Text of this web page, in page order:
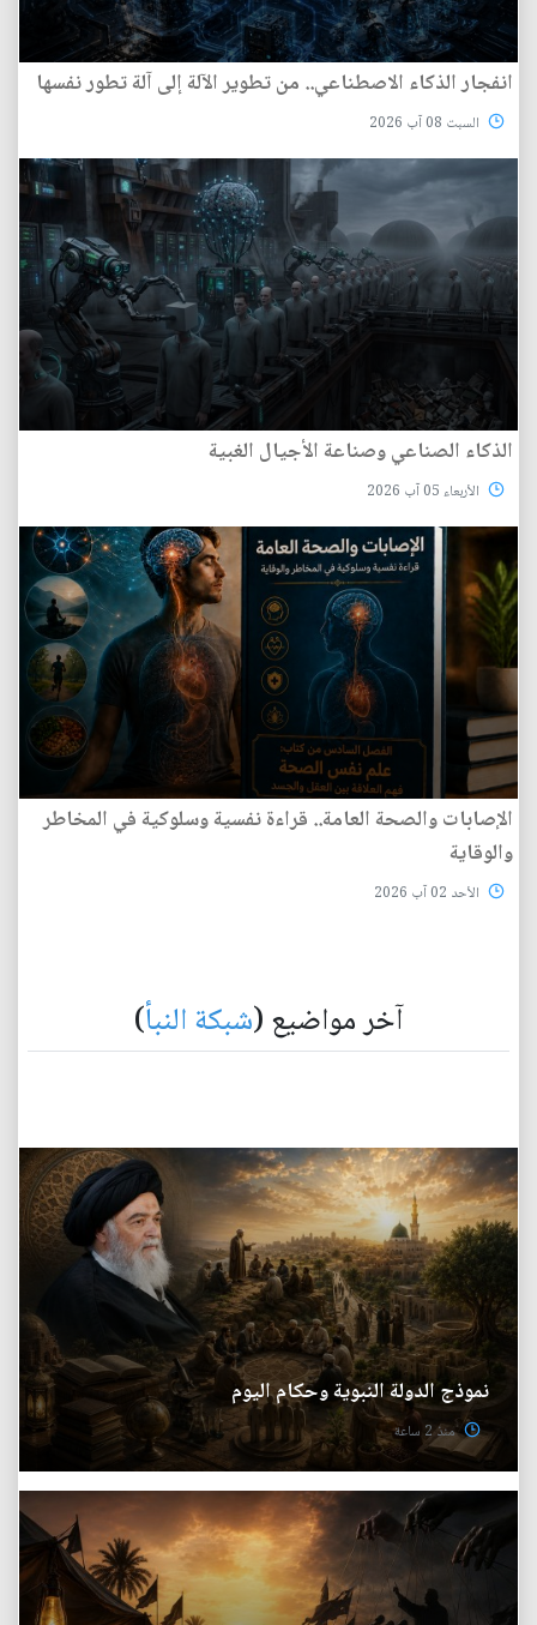
انفجار الذكاء الاصطناعي.. من تطوير الآلة إلى آلة تطور نفسها
السبت 08 آب 2026
الذكاء الصناعي وصناعة الأجيال الغبية
الأربعاء 05 آب 2026
الإصابات والصحة العامة.. قراءة نفسية وسلوكية في المخاطر
والوقاية
الأحد 02 آب 2026
آخر مواضيع (شبكة النبأ)
نموذج الدولة النبوية وحكام اليوم
منذ 2 ساعة